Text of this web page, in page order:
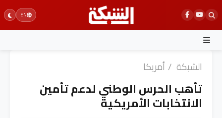
Skip
to
content
EN
الشبكة / أمريكا
تأهب الحرس الوطني لدعم تأمين
الانتخابات الأمريكية